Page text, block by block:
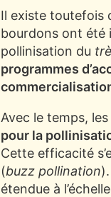
Il existe toutefois
bourdons ont été
pollinisation du
programmes
Avec le temps, les
pour la
Cette efficacité
(buzz pollination
étendue à